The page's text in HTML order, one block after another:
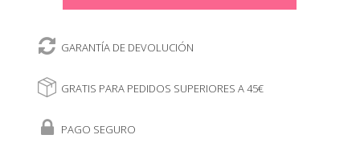
GARANTÍA DE DEVOLUCIÓN
GRATIS PARA PEDIDOS SUPERIORES A 45€
PAGO SEGURO